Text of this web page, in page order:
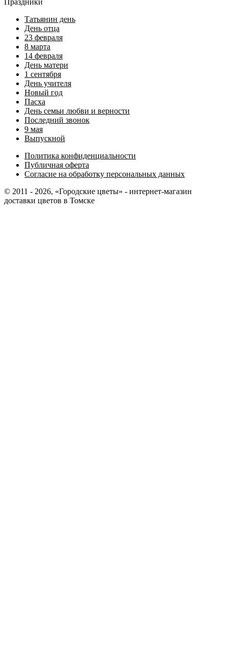
Праздники
Татьянин день
День отца
23 февраля
8 марта
14 февраля
День матери
1 сентября
День учителя
Новый год
Пасха
День семьи любви и верности
Последний звонок
9 мая
Выпускной
Политика конфиденциальности
Публичная оферта
Согласие на обработку персональных данных
© 2011 - 2026, «Городские цветы» - интернет-магазин
доставки цветов в Томске